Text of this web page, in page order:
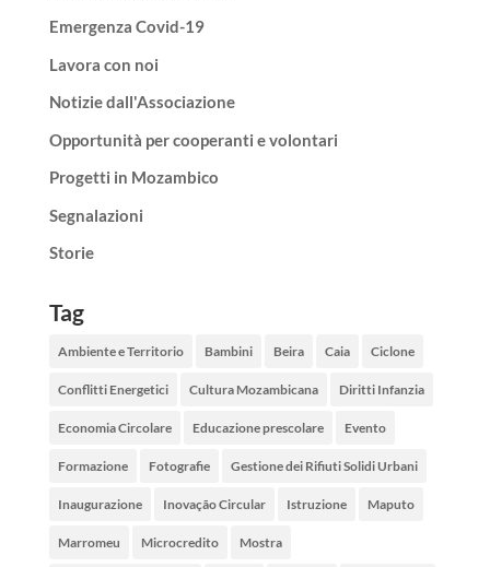
Emergenza Covid-19
Lavora con noi
Notizie dall'Associazione
Opportunità per cooperanti e volontari
Progetti in Mozambico
Segnalazioni
Storie
Tag
Ambiente e Territorio Bambini Beira Caia Ciclone
Conflitti Energetici Cultura Mozambicana Diritti Infanzia
Economia Circolare Educazione prescolare Evento
Formazione Fotografie Gestione dei Rifiuti Solidi Urbani
Inaugurazione Inovação Circular Istruzione Maputo
Marromeu Microcredito Mostra